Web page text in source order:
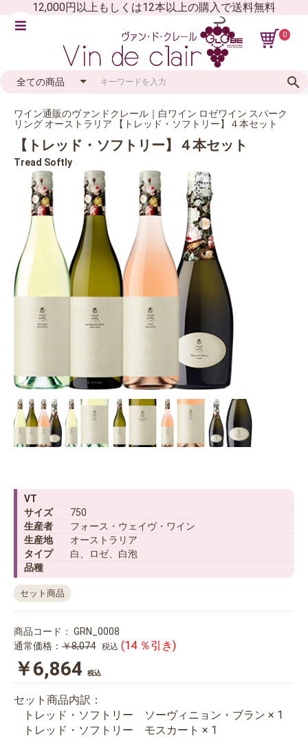
12,000円以上もしくは12本以上の購入で送料無料
0
ワイン通販のヴァンドクレール｜白ワイン ロゼワイン スパーク
リング オーストラリア 【トレッド・ソフトリー】４本セット
【トレッド・ソフトリー】４本セット
Tread Softly
VT
サイズ
750
生産者
フォース・ウェイヴ・ワイン
生産地
オーストラリア
タイプ
白、ロゼ、白泡
品種
セット商品
商品コード： GRN_0008
通常価格： ￥8,074 税込 (14 ％引き)
￥6,864 税込
セット商品内訳：
トレッド・ソフトリー ソーヴィニョン・ブラン × 1
トレッド・ソフトリー モスカート × 1